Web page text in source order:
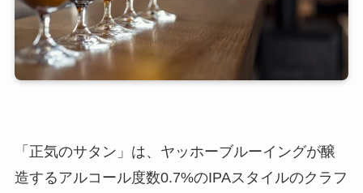
「正気のサタン」は、ヤッホーブルーイングが醸
造するアルコール度数0.7%のIPAスタイルのクラフ